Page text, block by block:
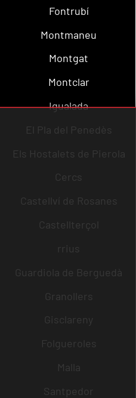
Fontrubí
Montmaneu
Montgat
Montclar
Igualada
El Pla del Penedès
Els Hostalets de Pierola
Cercs
Castellví de Rosanes
Castellterçol
rrius
Guardiola de Berguedà
Granollers
Gisclareny
Folgueroles
Malla
Santpedor